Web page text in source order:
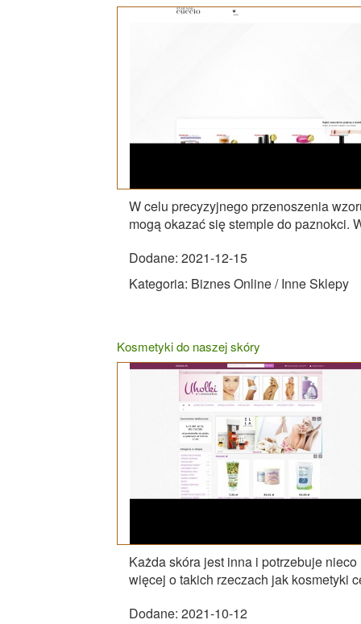
W celu precyzyjnego przenoszenia
mogą okazać się stemple do paznokci.
Dodane: 2021-12-15
Kategoria: Biznes Online / Inne Sklepy
Kosmetyki do naszej skóry
Każda skóra jest inna i potrzebuje
więcej o takich rzeczach jak kosmetyki
Dodane: 2021-10-12